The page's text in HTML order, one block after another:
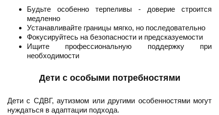
Будьте особенно терпеливы - доверие строится
медленно
Устанавливайте границы мягко, но последовательно
Фокусируйтесь на безопасности и предсказуемости
Ищите профессиональную поддержку при
необходимости
Дети с особыми потребностями
Дети с СДВГ, аутизмом или другими особенностями могут
нуждаться в адаптации подхода.